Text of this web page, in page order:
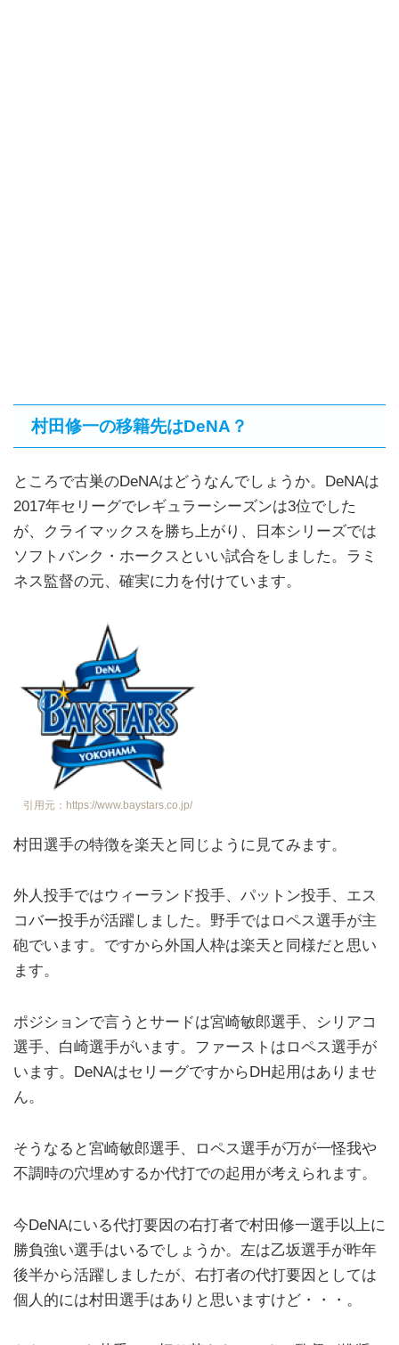
村田修一の移籍先はDeNA？
ところで古巣のDeNAはどうなんでしょうか。DeNAは
2017年セリーグでレギュラーシーズンは3位でした
が、クライマックスを勝ち上がり、日本シリーズでは
ソフトバンク・ホークスといい試合をしました。ラミ
ネス監督の元、確実に力を付けています。
引用元：https://www.baystars.co.jp/
村田選手の特徴を楽天と同じように見てみます。
外人投手ではウィーランド投手、パットン投手、エス
コバー投手が活躍しました。野手ではロペス選手が主
砲でいます。ですから外国人枠は楽天と同様だと思い
ます。
ポジションで言うとサードは宮崎敏郎選手、シリアコ
選手、白崎選手がいます。ファーストはロペス選手が
います。DeNAはセリーグですからDH起用はありませ
ん。
そうなると宮崎敏郎選手、ロペス選手が万が一怪我や
不調時の穴埋めするか代打での起用が考えられます。
今DeNAにいる代打要因の右打者で村田修一選手以上に
勝負強い選手はいるでしょうか。左は乙坂選手が昨年
後半から活躍しましたが、右打者の代打要因としては
個人的には村田選手はありと思いますけど・・・。